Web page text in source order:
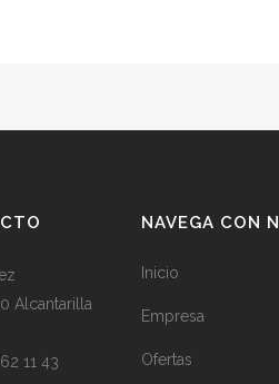
Alcantarilla
11 43
NAVEGA CON
Inicio
Empresa
Ofertas